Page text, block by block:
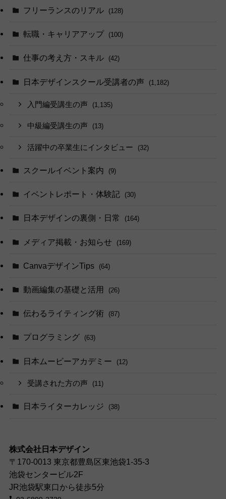
フリーランスのリアル (128)
転職・キャリアアップ (100)
仕事の考え方・スキル (42)
日本デザインスクール受講者の声 (1,182)
入門編受講生の声 (1,135)
中級編受講生の声 (13)
活躍中の卒業生にインタビュー (32)
スクールイベント案内 (9)
イベントレポート・体験記 (30)
日本デザインの裏側・日常 (164)
メディア掲載・お知らせ (169)
CanvaデザインTips (64)
動画編集の基礎と活用 (26)
伝わるライティング術 (87)
プログラミング (63)
日本ムービーアカデミー (12)
受講された方の声 (11)
日本ライターカレッジ (38)
株式会社日本デザイン
〒170-0013 東京都豊島区東池袋1-35-3
池袋センタービル2F
JR池袋駅東口から徒歩5分